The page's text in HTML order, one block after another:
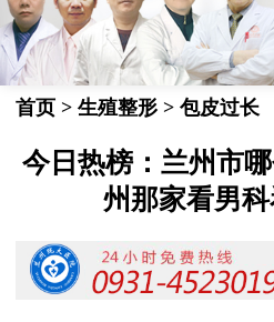
首页 > 生殖整形 > 包皮过长
今日热榜：兰州市
州那家看男